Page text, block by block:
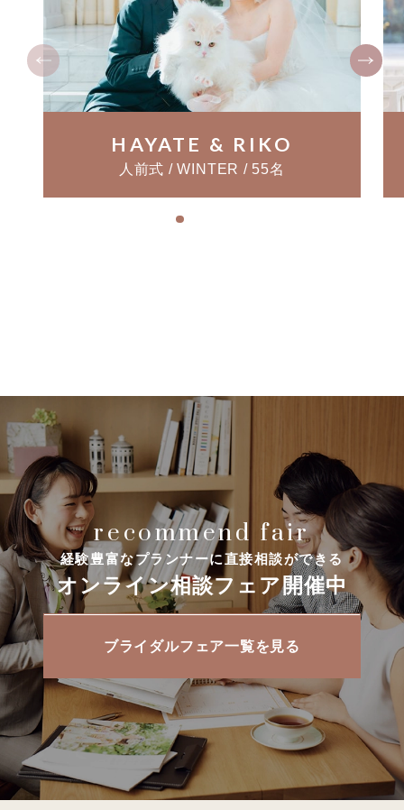
HAYATE & RIKO
人前式 / WINTER / 55名
recommend fair
経験豊富なプランナーに直接相談ができる
オンライン相談フェア開催中
ブライダルフェア一覧を見る